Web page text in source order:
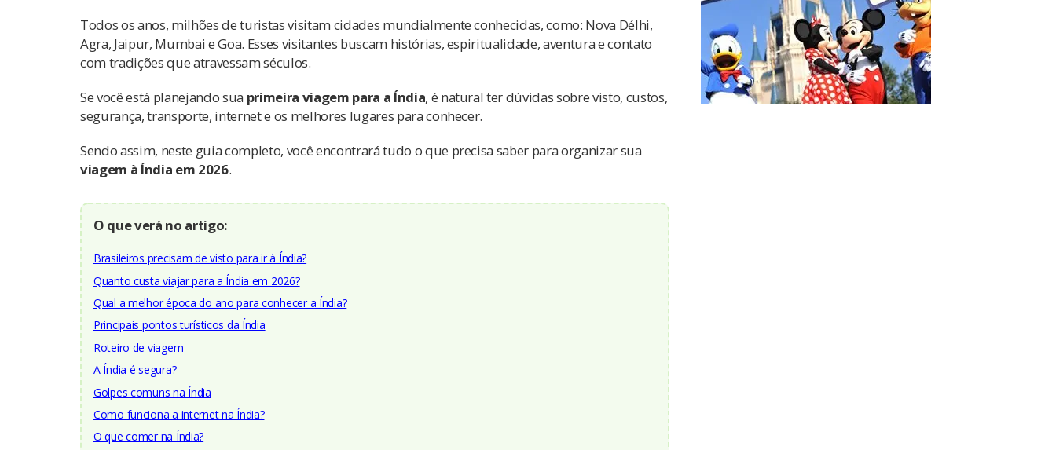
Todos os anos, milhões de turistas visitam cidades mundialmente conhecidas, como: Nova Délhi,
Agra, Jaipur, Mumbai e Goa. Esses visitantes buscam histórias, espiritualidade, aventura e contato
com tradições que atravessam séculos.
Se você está planejando sua primeira viagem para a Índia, é natural ter dúvidas sobre visto, custos,
segurança, transporte, internet e os melhores lugares para conhecer.
Sendo assim, neste guia completo, você encontrará tudo o que precisa saber para organizar sua
viagem à Índia em 2026.
O que verá no artigo:
Brasileiros precisam de visto para ir à Índia?
Quanto custa viajar para a Índia em 2026?
Qual a melhor época do ano para conhecer a Índia?
Principais pontos turísticos da Índia
Roteiro de viagem
A Índia é segura?
Golpes comuns na Índia
Como funciona a internet na Índia?
O que comer na Índia?